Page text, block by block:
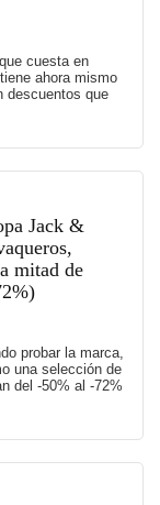
cuesta en
ahora mismo
descuentos que
Jack &
mitad de
probar la marca,
una selección de
del -50% al -72%